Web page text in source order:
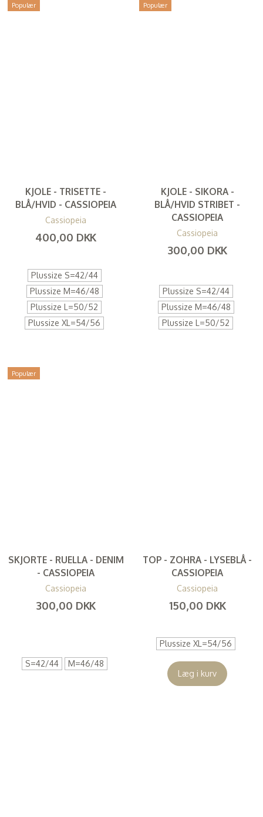
Populær
KJOLE - TRISETTE -
BLÅ/HVID - CASSIOPEIA
Cassiopeia
400,00 DKK
Plussize S=42/44
Plussize M=46/48
Plussize L=50/52
Plussize XL=54/56
Populær
KJOLE - SIKORA -
BLÅ/HVID STRIBET -
CASSIOPEIA
Cassiopeia
300,00 DKK
Plussize S=42/44
Plussize M=46/48
Plussize L=50/52
Populær
SKJORTE - RUELLA - DENIM
- CASSIOPEIA
Cassiopeia
300,00 DKK
S=42/44 M=46/48
TOP - ZOHRA - LYSEBLÅ -
CASSIOPEIA
Cassiopeia
150,00 DKK
Plussize XL=54/56
Læg i kurv